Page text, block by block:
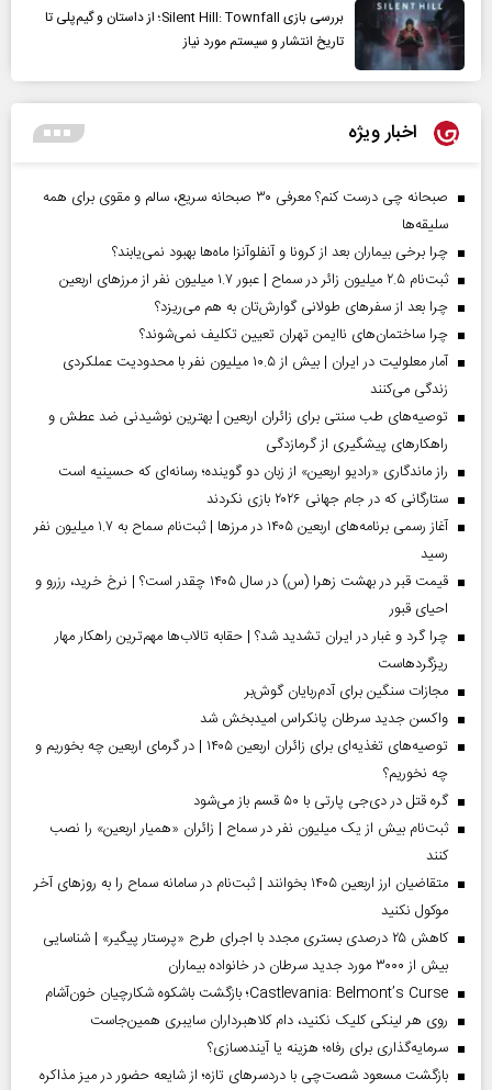
بررسی بازی Silent Hill: Townfall؛ از داستان و گیم‌پلی تا
تاریخ انتشار و سیستم مورد نیاز
اخبار ویژه
صبحانه چی درست کنم؟ معرفی ۳۰ صبحانه سریع، سالم و مقوی برای همه
سلیقه‌ها
چرا برخی بیماران بعد از کرونا و آنفلوآنزا ماه‌ها بهبود نمی‌یابند؟
ثبت‌نام ۲.۵ میلیون زائر در سماح | عبور ۱.۷ میلیون نفر از مرز‌های اربعین
چرا بعد از سفرهای طولانی گوارش‌تان به هم می‌ریزد؟
چرا ساختمان‌های ناایمن تهران تعیین تکلیف نمی‌شوند؟
آمار معلولیت در ایران | بیش از ۱۰.۵ میلیون نفر با محدودیت عملکردی
زندگی می‌کنند
توصیه‌های طب سنتی برای زائران اربعین | بهترین نوشیدنی ضد عطش و
راهکارهای پیشگیری از گرمازدگی
راز ماندگاری «رادیو اربعین» از زبان دو گوینده؛ رسانه‌ای که حسینیه است
ستارگانی که در جام جهانی ۲۰۲۶ بازی نکردند
آغاز رسمی برنامه‌های اربعین ۱۴۰۵ در مرز‌ها | ثبت‌نام سماح به ۱.۷ میلیون نفر
رسید
قیمت قبر در بهشت زهرا (س) در سال ۱۴۰۵ چقدر است؟ | نرخ خرید، رزرو و
احیای قبور
چرا گرد و غبار در ایران تشدید شد؟ | حقابه تالاب‌ها مهم‌ترین راهکار مهار
ریزگردهاست
مجازات سنگین برای آدم‌ربایان گوش‌بر
واکسن جدید سرطان پانکراس امیدبخش شد
توصیه‌های تغذیه‌ای برای زائران اربعین ۱۴۰۵ | در گرمای اربعین چه بخوریم و
چه نخوریم؟
گره قتل در دی‌جی پارتی با ۵۰ قسم باز می‌شود
ثبت‌نام بیش از یک میلیون نفر در سماح | زائران «همیار اربعین» را نصب
کنند
متقاضیان ارز اربعین ۱۴۰۵ بخوانند | ثبت‌نام در سامانه سماح را به روز‌های آخر
موکول نکنید
کاهش ۲۵ درصدی بستری مجدد با اجرای طرح «پرستار پیگیر» | شناسایی
بیش از ۳۰۰۰ مورد جدید سرطان در خانواده بیماران
Castlevania: Belmont’s Curse؛ بازگشت باشکوه شکارچیان خون‌آشام
روی هر لینکی کلیک نکنید، دام کلاهبرداران سایبری همین‌جاست
سرمایه‌گذاری برای رفاه؛ هزینه یا آینده‌سازی؟
بازگشت مسعود شصت‌چی با دردسر‌های تازه؛ از شایعه حضور در میز مذاکره